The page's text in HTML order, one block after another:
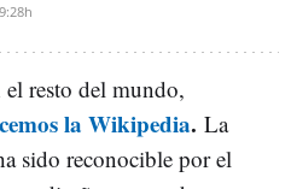
resto del mundo,
la Wikipedia. La
sido reconocible por el